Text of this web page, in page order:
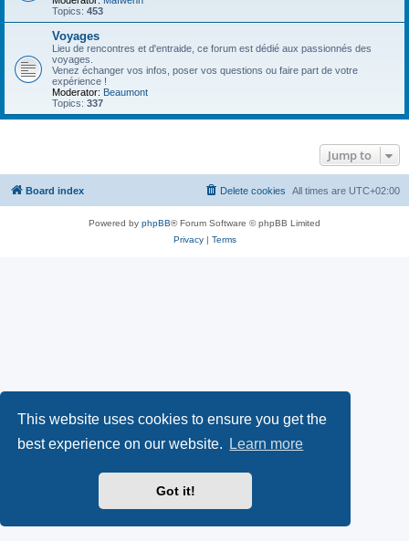
This website uses cookies to ensure you get the
best experience on our website.
Learn more
Got it!
Topics: 453
Voyages
Lieu de rencontres et d'entraide, ce forum est dédié aux passionnés des
voyages.
Venez échanger vos infos, poser vos questions ou faire part de votre
expérience !
Moderator: Beaumont
Topics: 337
Jump to
Board index All times are UTC+02:00
Delete cookies
Powered by phpBB® Forum Software © phpBB Limited
Privacy| Terms